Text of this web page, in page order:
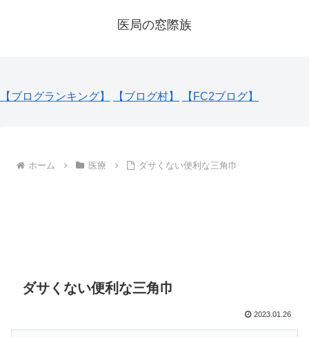
医局の窓際族
【ブログランキング】 【ブログ村】 【FC2ブログ】
ホーム 医療 ダサくない便利な三角巾
ダサくない便利な三角巾
2023.01.26